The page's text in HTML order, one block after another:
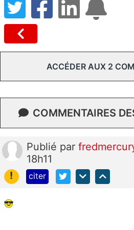
ACCÉDER AUX 2
COMMENTAIRES
Publié par
18h11
!
citer